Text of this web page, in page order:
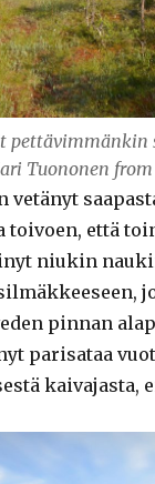
pettävimmänkin
Tuononen
toivoen, että
niukin
pinnan
parisataa
kaivajasta,